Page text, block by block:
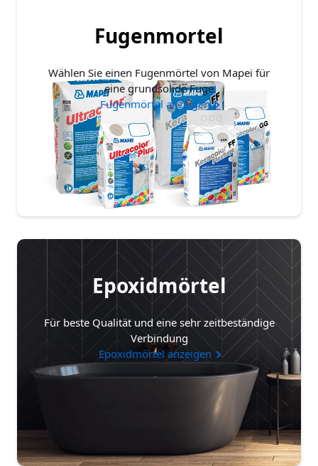
Fugenmortel
Wählen Sie einen Fugenmörtel von Mapei für
eine grundsolide Fuge
Fugenmörtel anzeigen
Epoxidmörtel
Für beste Qualität und eine sehr zeitbeständige
Verbindung
Epoxidmörtel anzeigen